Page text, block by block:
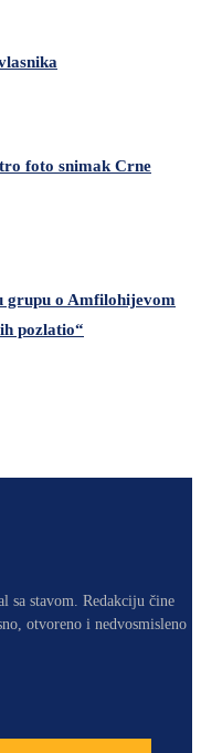
foto snimak Crne
grupu o Amfilohijevom
pozlatio“
sa stavom. Redakciju čine
otvoreno i nedvosmisleno